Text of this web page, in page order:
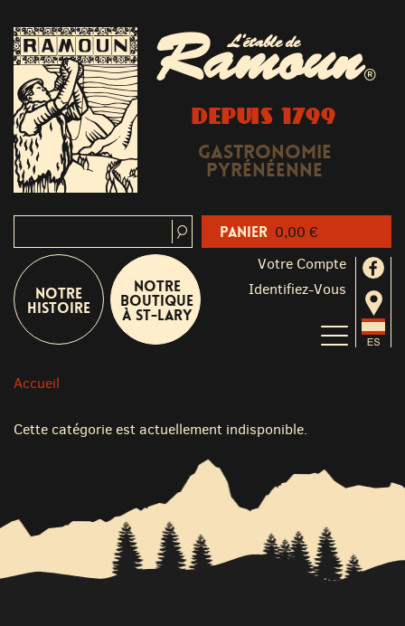
L'étable de
Ramoun®
DEPUIS 1799
Gastronomie
Pyrénéenne
Votre Compte
Identifiez-Vous
Notre
Histoire
Notre
boutique
à St-Lary
Accueil
Cette catégorie est actuellement indisponible.
Panier 0,00 €